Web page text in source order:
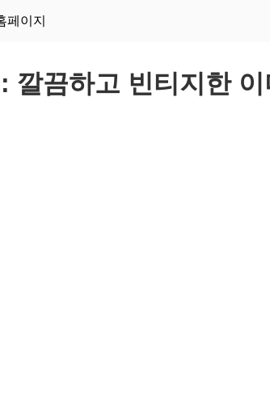
페이지
끔하고 빈티지한 이